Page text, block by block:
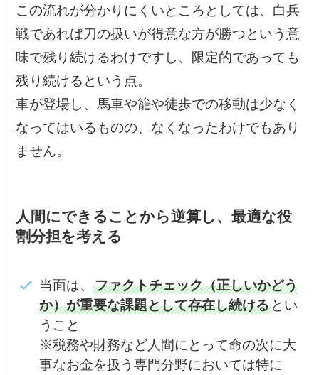
この流れが分かりにくいところとしては、白兵
戦であれば刀の扱いが得意な方が勝つという意
味で残り続けるわけですし、限定的であっても
残り続けるという点。
車が登場し、馬車や籠や徒歩での移動は少なく
なってはいるものの、なくなったわけでもあり
ません。
人間にできることから逆算し、最適な役
割分担を考える
当面は、ファクトチェック（正しいかどう
か）が重要な課題として存在し続ける とい
うこと
※税務や財務など人間にとって命の次に大
事なお金を扱う専門分野においては特に